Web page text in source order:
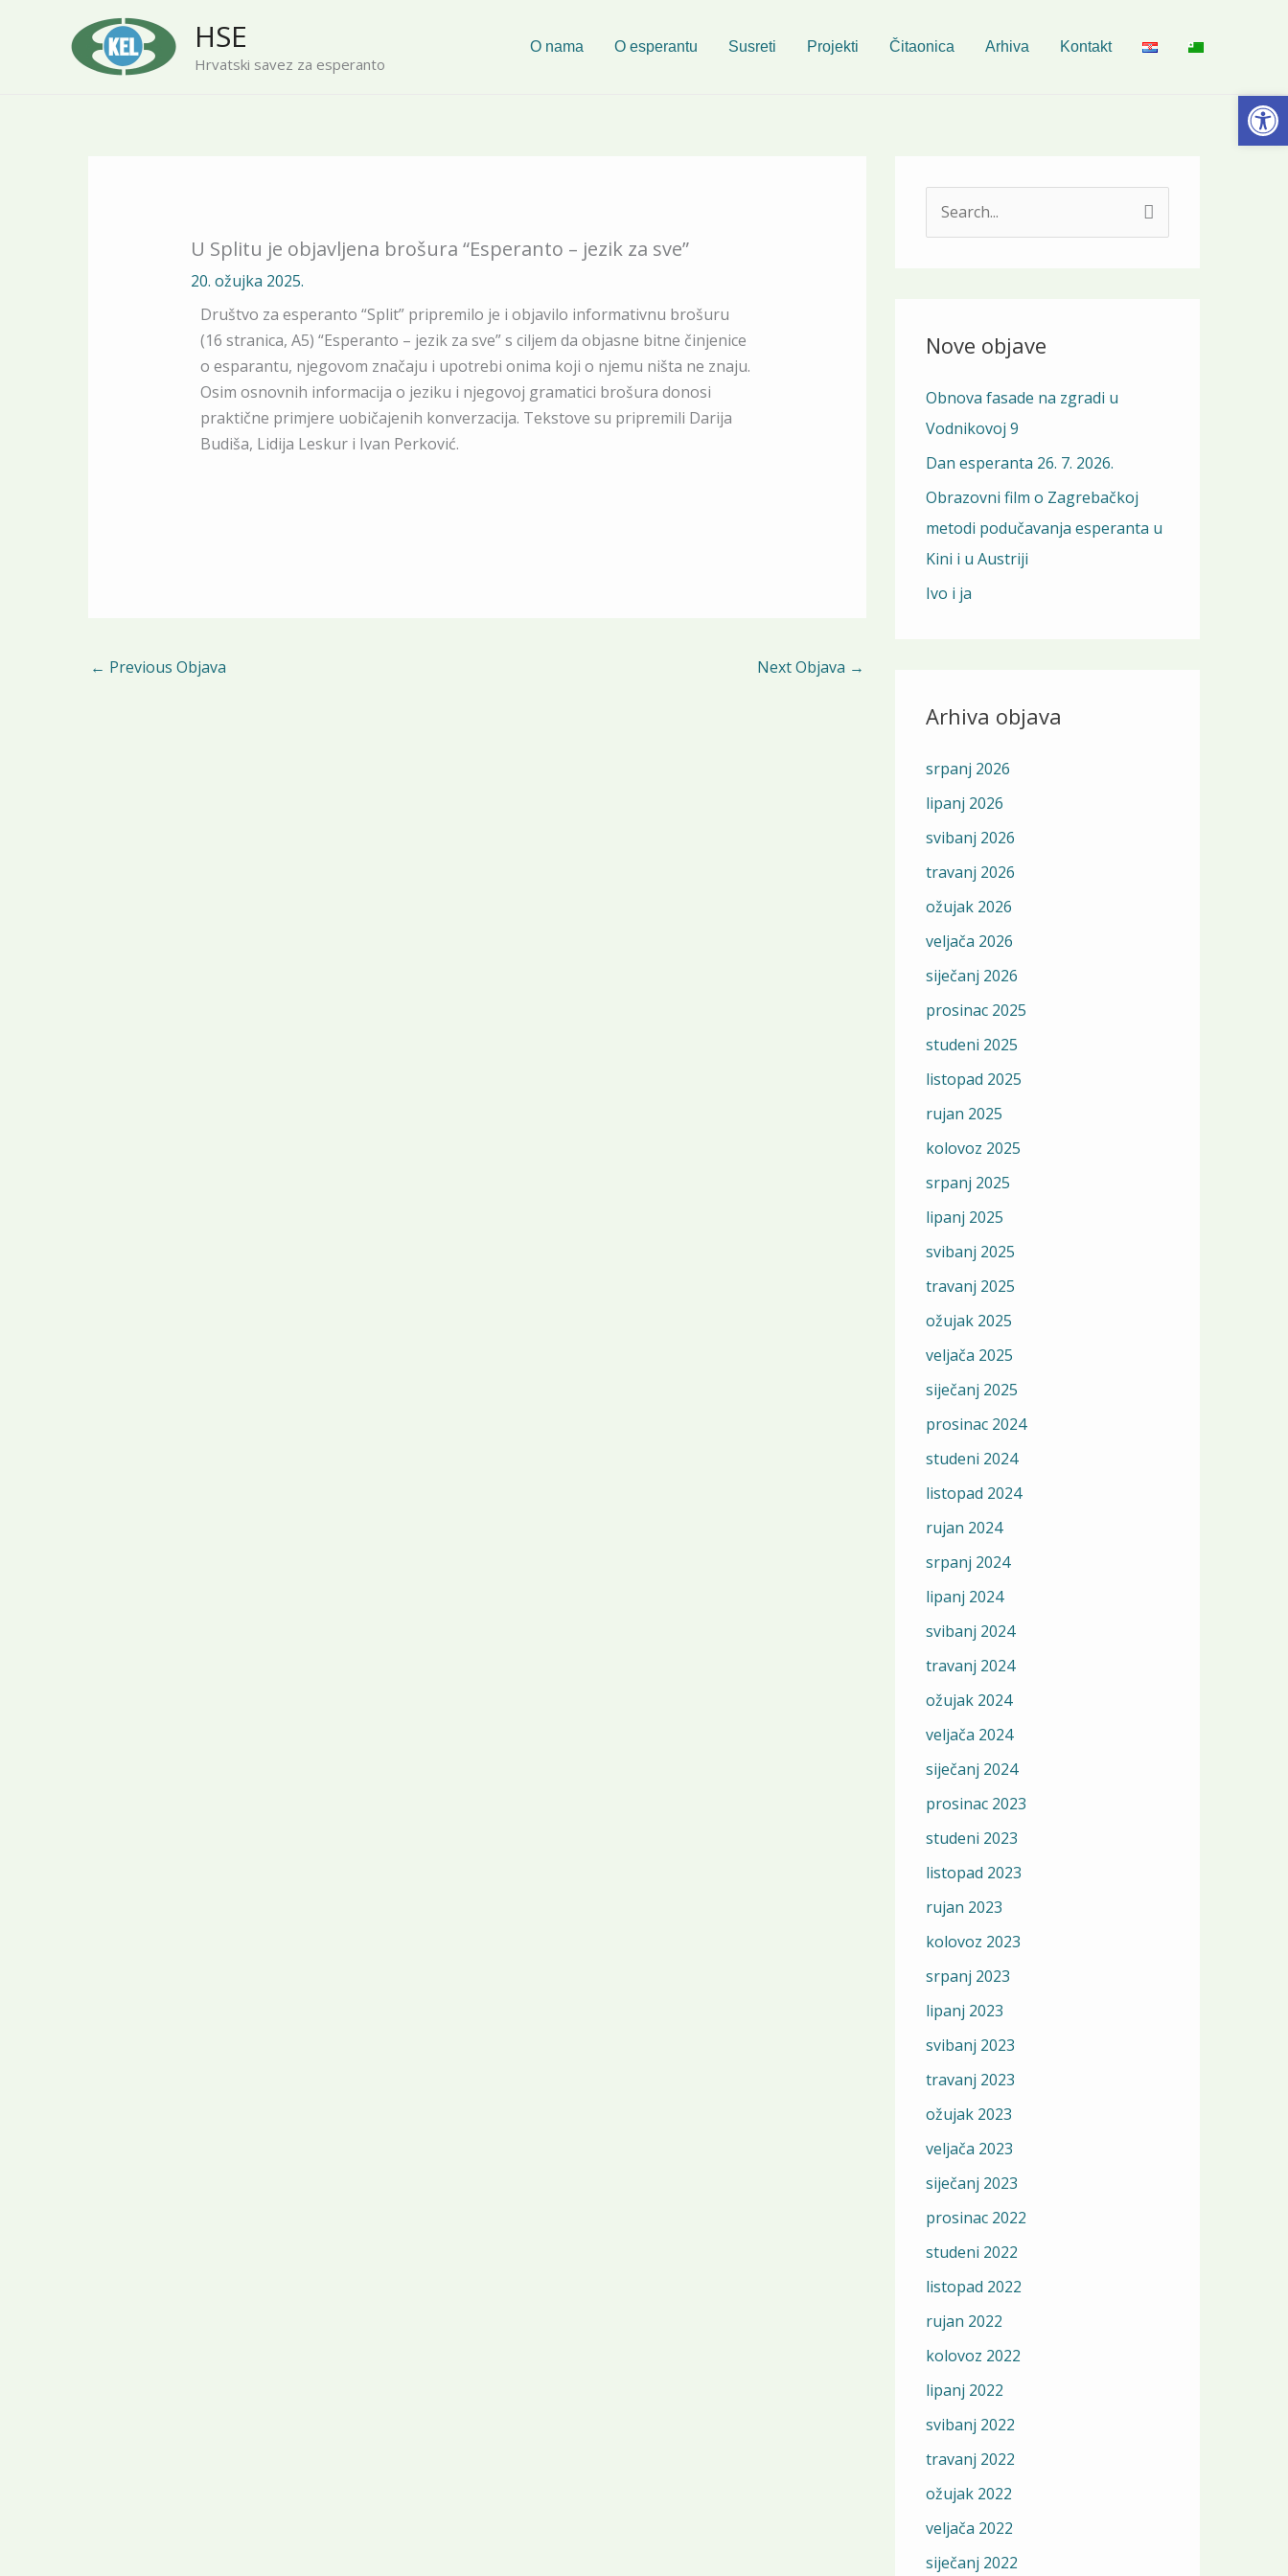
HSE
Hrvatski savez za esperanto
O nama O esperantu Susreti Projekti Čitaonica Arhiva Kontakt
U Splitu je objavljena brošura “Esperanto – jezik za sve”
20. ožujka 2025.
Društvo za esperanto “Split” pripremilo je i objavilo informativnu brošuru
(16 stranica, A5) “Esperanto – jezik za sve” s ciljem da objasne bitne činjenice
o esparantu, njegovom značaju i upotrebi onima koji o njemu ništa ne znaju.
Osim osnovnih informacija o jeziku i njegovoj gramatici brošura donosi
praktične primjere uobičajenih konverzacija. Tekstove su pripremili Darija
Budiša, Lidija Leskur i Ivan Perković.
← Previous Objava Next Objava →
c
f
o
r
:
Nove objave
Obnova fasade na zgradi u
Vodnikovoj 9
Dan esperanta 26. 7. 2026.
Obrazovni film o Zagrebačkoj
metodi podučavanja esperanta u
Kini i u Austriji
Ivo i ja
Arhiva objava
srpanj 2026
lipanj 2026
svibanj 2026
travanj 2026
ožujak 2026
veljača 2026
siječanj 2026
prosinac 2025
studeni 2025
listopad 2025
rujan 2025
kolovoz 2025
srpanj 2025
lipanj 2025
svibanj 2025
travanj 2025
ožujak 2025
veljača 2025
siječanj 2025
prosinac 2024
studeni 2024
listopad 2024
rujan 2024
srpanj 2024
lipanj 2024
svibanj 2024
travanj 2024
ožujak 2024
veljača 2024
siječanj 2024
prosinac 2023
studeni 2023
listopad 2023
rujan 2023
kolovoz 2023
srpanj 2023
lipanj 2023
svibanj 2023
travanj 2023
ožujak 2023
veljača 2023
siječanj 2023
prosinac 2022
studeni 2022
listopad 2022
rujan 2022
kolovoz 2022
lipanj 2022
svibanj 2022
travanj 2022
ožujak 2022
veljača 2022
siječanj 2022